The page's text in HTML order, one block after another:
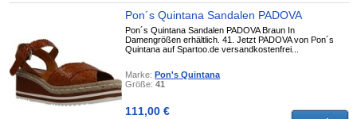
Pon´s Quintana Sandalen PADOVA
Pon´s Quintana Sandalen PADOVA Braun In
Damengrößen erhältlich. 41. Jetzt PADOVA von Pon´s
Quintana auf Spartoo.de versandkostenfrei...
Marke:Pon's Quintana
Größe:41
111,00 €